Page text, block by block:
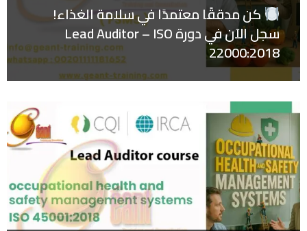
كن مدققًا معتمدًا في سلامة الغذاء!
سجل الآن في دورة Lead Auditor – ISO
22000:2018